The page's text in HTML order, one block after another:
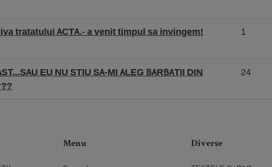
tratatului ACTA.- a venit timpul sa invingem! 1
EU NU STIU SA-MI ALEG BARBATII DIN
24
Menu Diverse